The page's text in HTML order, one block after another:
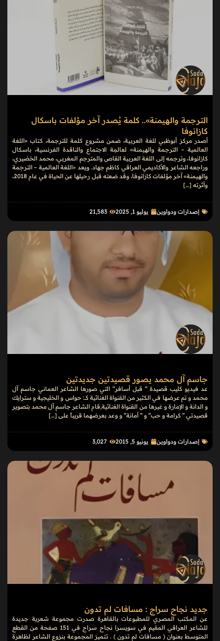
الترجمة والهيمنة».. كلمة يُصدر آخر مؤلفات باسكال
كازانوفا
أصدر مركز أبوظبي للغة العربية، ضمن مشروع كلمة للترجمة، كتاب «اللغة
العالمية – الترجمة والهيمنة» لعالمِة الاجتماع والناقدة الفرنسية، باسكال
كازانوفا، وترجمه إلى اللغة العربية القاص والمترجم المغربي، محمد الخضيري،
وراجعه الشاعر والأكاديمي العراقي كاظم جهاد. ويعد «اللغة العالمية – الترجمة
والهيمنة» آخر مؤلفات كازانوفا، وقد ضعته قبل رحيلها عن الحياة في عام 2018،
وأثرته […]
إصدارات ودواوين يوليو 1, 2025 21٬583
جاسم آل محمد يصور قصيدتين جديدتين
عد فيديو كليب قصيدة ” قبل أسافر” التي صورها الشاعر العماني جاسم آل
محمد و تم عرضها في الكثير من القنواة الغنائية كــ: حواس و الخليجية و سترايك
و الدانة و الإمارة و غيرها من القنواة الغنائية,قام الشاعر جاسم آل محمد بتصوير
قصيدتي ” كرامة و حب” و ” أمانة” و وعد بعرضهما قريباً على […]
إصدارات ودواوين يونيو 5, 2015 3٬027
جديد نجاح سراج : مسافات لم تدون
عن المكتب المصري للمطبوعات بالقاهرة صدرت مجموعة شعرية جديدة
للشاعر العراقي المقيم في سويسرا نجاح سراج في 151 صفحة من القطع
المتوسط بعنوان ( مسافات لم تدون ) . تتميز المجموعة بنزوع الشاعر لظاهرة